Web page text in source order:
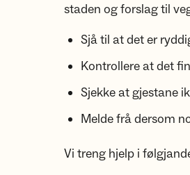
staden og forslag til
Sjå til at det er
Kontrollere at det
Sjekke at gjestane
Melde frå dersom
Vi treng hjelp i